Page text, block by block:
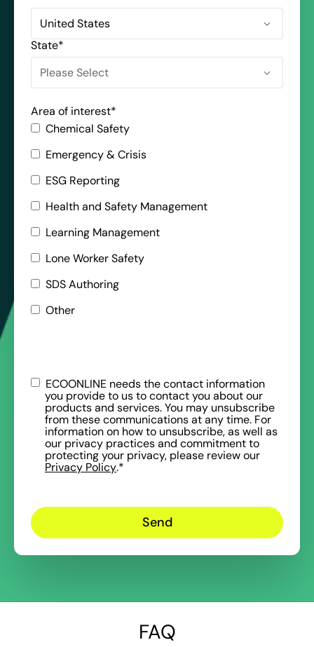
State*
Area of interest*
Chemical Safety
Emergency & Crisis
ESG Reporting
Health and Safety Management
Learning Management
Lone Worker Safety
SDS Authoring
Other
ECOONLINE needs the contact information
you provide to us to contact you about our
products and services. You may unsubscribe
from these communications at any time. For
information on how to unsubscribe, as well as
our privacy practices and commitment to
protecting your privacy, please review our
Privacy Policy.*
FAQ